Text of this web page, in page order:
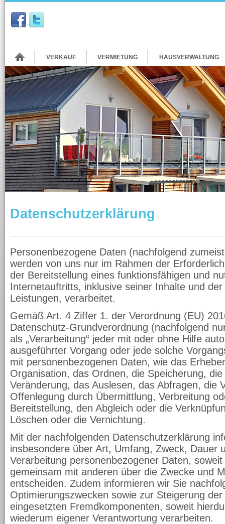
VERKAUF VERMIETUNG HAUSVERWALTUNG
Datenschutzerklärung
Personenbezogene Daten (nachfolgend
werden von uns nur im Rahmen der
der Bereitstellung eines funktionsfähigen und
Internetauftritts, inklusive seiner Inhalte und
Leistungen, verarbeitet.
Gemäß Art. 4 Ziffer 1. der Verordnung (EU)
Datenschutz-Grundverordnung (nachfolgend
als „Verarbeitung“ jeder mit oder ohne Hilfe
ausgeführter Vorgang oder jede solche
mit personenbezogenen Daten, wie das
Organisation, das Ordnen, die Speicherung,
Veränderung, das Auslesen, das Abfragen, die
Offenlegung durch Übermittlung, Verbreitung
Bereitstellung, den Abgleich oder die
Löschen oder die Vernichtung.
Mit der nachfolgenden Datenschutzerklärung
insbesondere über Art, Umfang, Zweck, Dauer
Verarbeitung personenbezogener Daten,
gemeinsam mit anderen über die Zwecke und
entscheiden. Zudem informieren wir Sie
Optimierungszwecken sowie zur Steigerung
eingesetzten Fremdkomponenten, soweit
wiederum eigener Verantwortung verarbeiten.